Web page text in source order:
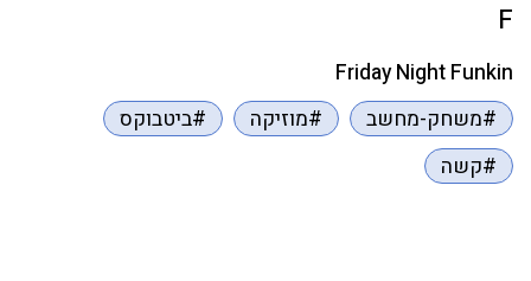
F
Friday Night Funkin
#משחק-מחשב
#מוזיקה
#ביטבוקס
#קשה